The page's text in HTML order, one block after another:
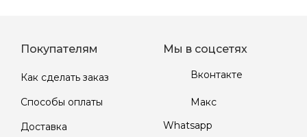
Покупателям
Как сделать заказ
Способы оплаты
Доставка
Мы в соцсетях
Вконтакте
Макс
Whatsapp